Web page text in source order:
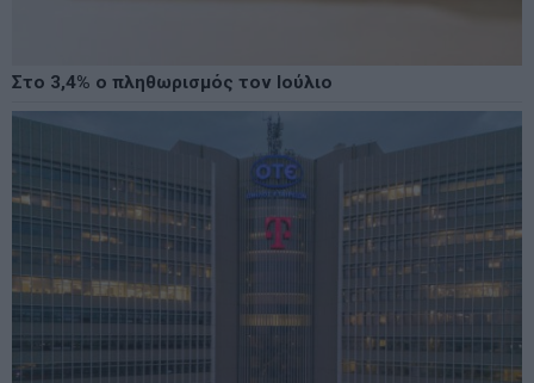
Στο 3,4% ο πληθωρισμός τον Ιούλιο